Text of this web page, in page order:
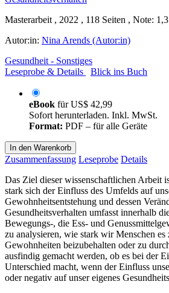
Masterarbeit , 2022 , 118 Seiten , Note: 1,3
Autor:in: Nina Arends (Autor:in)
Gesundheit - Sonstiges
Leseprobe & Details
Blick ins Buch
eBook fürUS$ 42,99
Sofort herunterladen. Inkl. MwSt.
Format: PDF – für alle Geräte
In den Warenkorb
Zusammenfassung Leseprobe Details
Das Ziel dieser wissenschaftlichen Arbeit
stark sich der Einfluss des Umfelds auf
Gewohnheitsentstehung und dessen
Gesundheitsverhalten umfasst innerhalb
Bewegungs-, die Ess- und
zu analysieren, wie stark wir Menschen es
Gewohnheiten beizubehalten oder zu
ausfindig gemacht werden, ob es bei der
Unterschied macht, wenn der Einfluss
oder negativ auf unser eigenes